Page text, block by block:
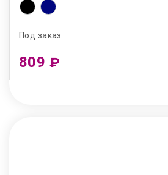
Под заказ
809 ₽